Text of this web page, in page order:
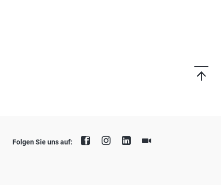
Folgen Sie uns auf: